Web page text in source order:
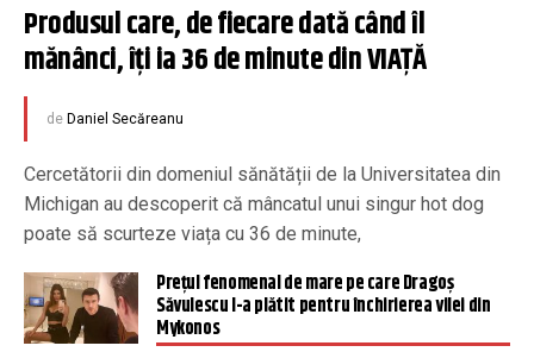
Produsul care, de fiecare dată când îl
mănânci, îți ia 36 de minute din VIAȚĂ
de Daniel Secăreanu
Cercetătorii din domeniul sănătății de la Universitatea din
Michigan au descoperit că mâncatul unui singur hot dog
poate să scurteze viața cu 36 de minute,
Preţul fenomenal de mare pe care Dragoş
Săvulescu l-a plătit pentru închirierea vilei din
Mykonos